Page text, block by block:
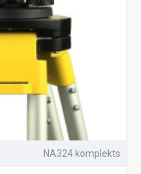
NA324 komplekts